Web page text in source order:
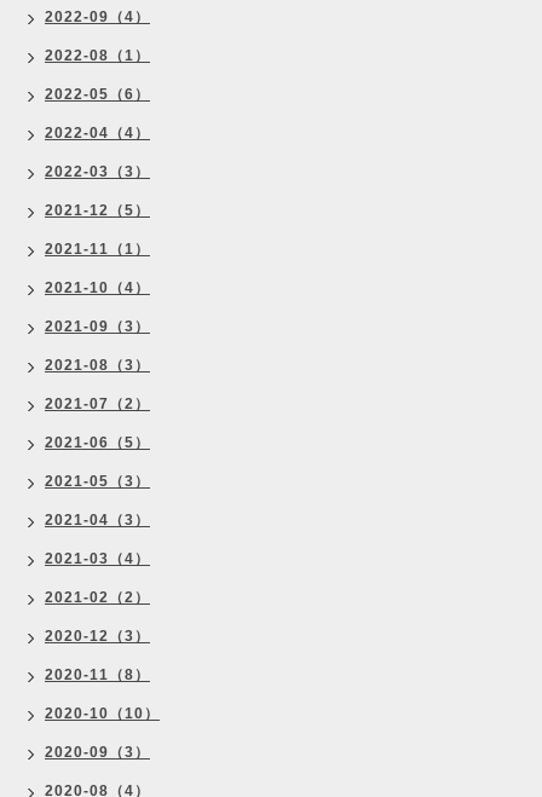
2022-09（4）
2022-08（1）
2022-05（6）
2022-04（4）
2022-03（3）
2021-12（5）
2021-11（1）
2021-10（4）
2021-09（3）
2021-08（3）
2021-07（2）
2021-06（5）
2021-05（3）
2021-04（3）
2021-03（4）
2021-02（2）
2020-12（3）
2020-11（8）
2020-10（10）
2020-09（3）
2020-08（4）